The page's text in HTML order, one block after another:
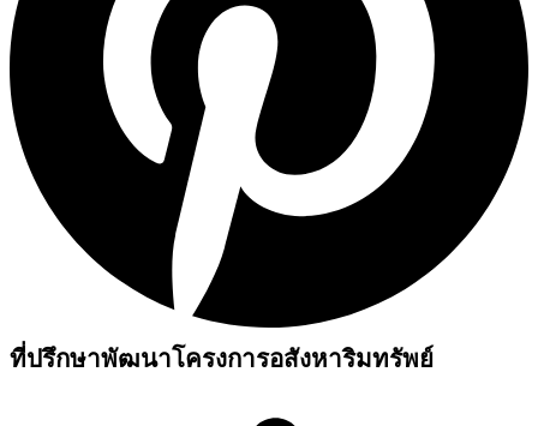
ที่ปรึกษาพัฒนาโครงการอสังหาริมทรัพย์